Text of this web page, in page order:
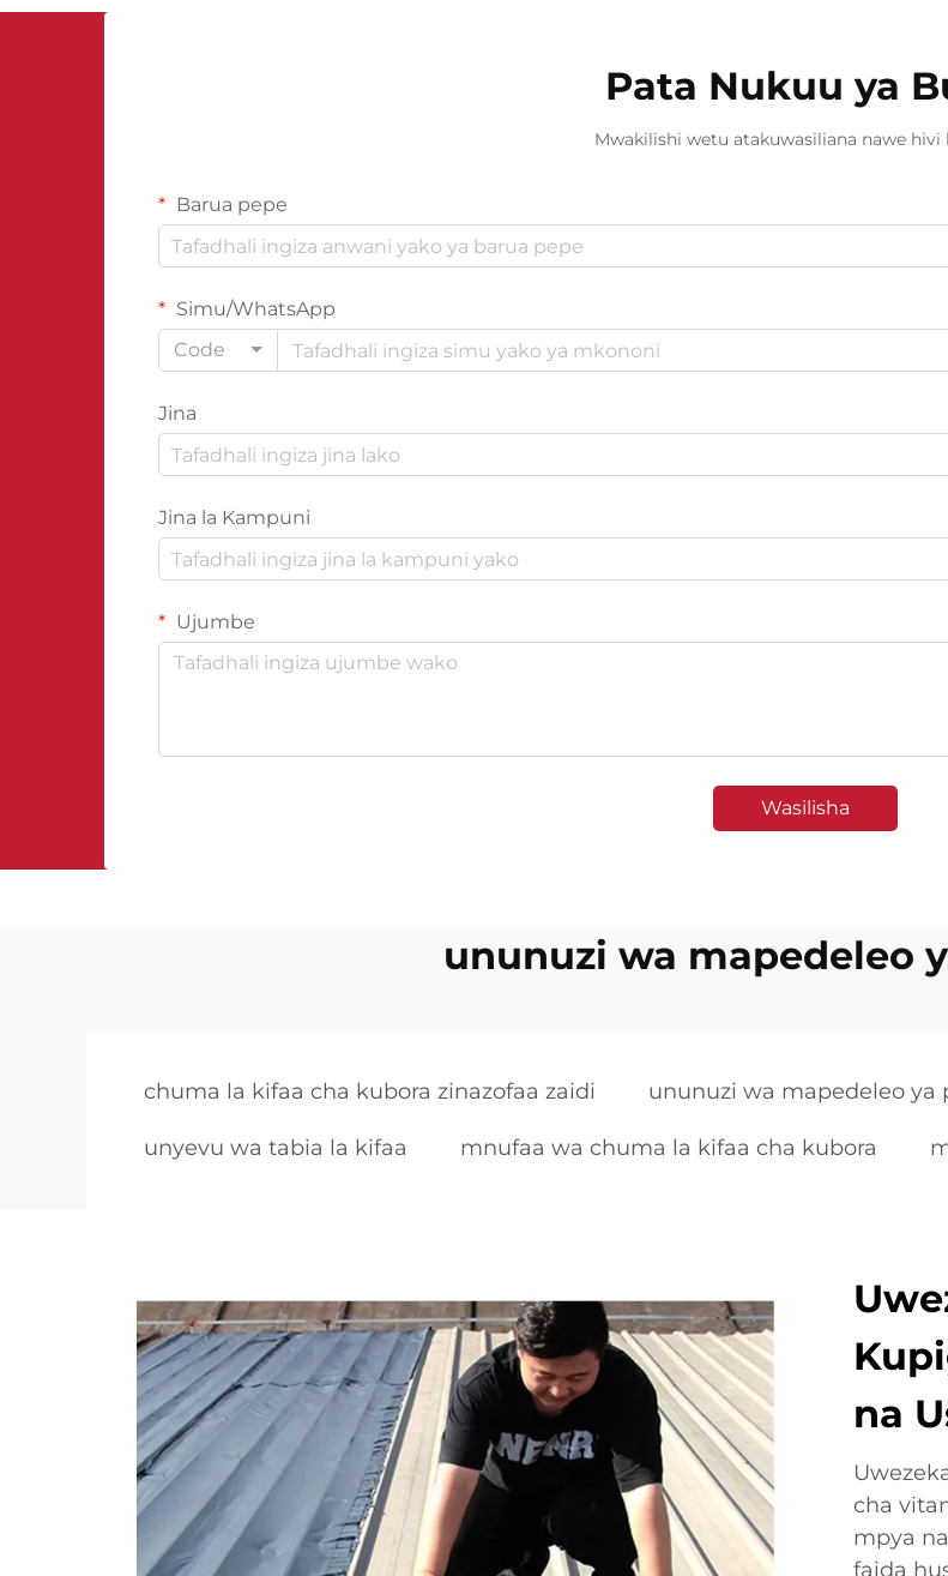
Pata Nukuu ya
Mwakilishi wetu atakuwasiliana nawe hivi
Barua pepe
Simu/WhatsApp
Code
Jina
Jina la Kampuni
Ujumbe
Wasilisha
ununuzi wa mapedeleo
chuma la kifaa cha kubora zinazofaa zaidi ununuzi wa mapedeleo ya
unyevu wa tabia la kifaa mnufaa wa chuma la kifaa cha kubora
na
cha
mpya
faida